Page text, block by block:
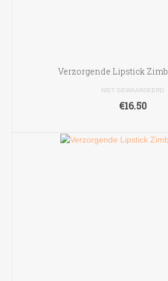
Verzorgende Lipstick
NIET GEWAARDEERD
€16.50